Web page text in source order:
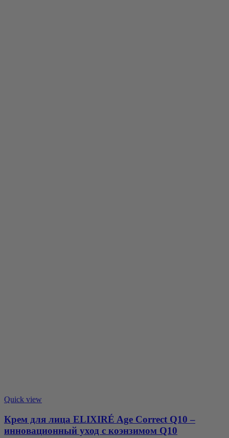
Quick view
Крем для лица ELIXIRÉ Age Correct Q10 –
инновационный уход с коэнзимом Q10